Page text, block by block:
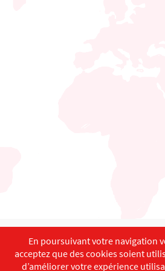
English Français
Copyright ©ISEC-AdW
En poursuivant votre navigation
acceptez que des cookies soient
d’améliorer votre expérience